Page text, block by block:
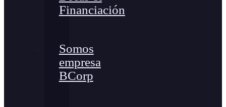
Financiación
Somos
empresa
BCorp